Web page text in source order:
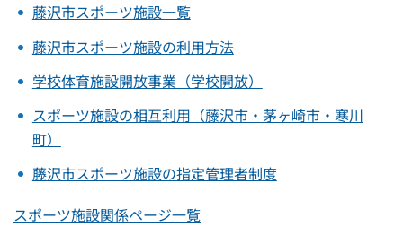
藤沢市スポーツ施設一覧
藤沢市スポーツ施設の利用方法
学校体育施設開放事業（学校開放）
スポーツ施設の相互利用（藤沢市・茅ヶ崎市・寒川
町）
藤沢市スポーツ施設の指定管理者制度
スポーツ施設関係ページ一覧